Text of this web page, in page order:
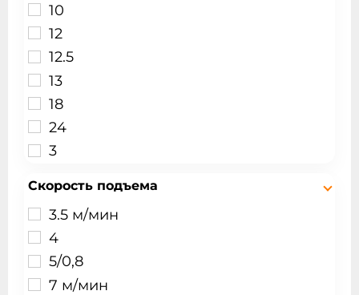
1т
2
2 т
20 т
2т
3 т
3,2 т
3.2
3.2 т
5
5 т
10
12
12.5
13
18
24
3
6
6.3
7
9
Скорость подъема
3.5 м/мин
4
5/0,8
7 м/мин